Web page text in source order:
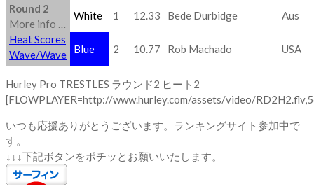
Round 2
More info …
Heat Scores
Wave/Wave
White 1 12.33 Bede Durbidge Aus
Blue 2 10.77 Rob Machado USA
Hurley Pro TRESTLES ラウンド2 ヒート2
[FLOWPLAYER=http://www.hurley.com/assets/video/
いつも応援ありがとうございます。ランキングサイト参加中で
す。
↓↓↓下記ボタンをポチッとお願いいたします。